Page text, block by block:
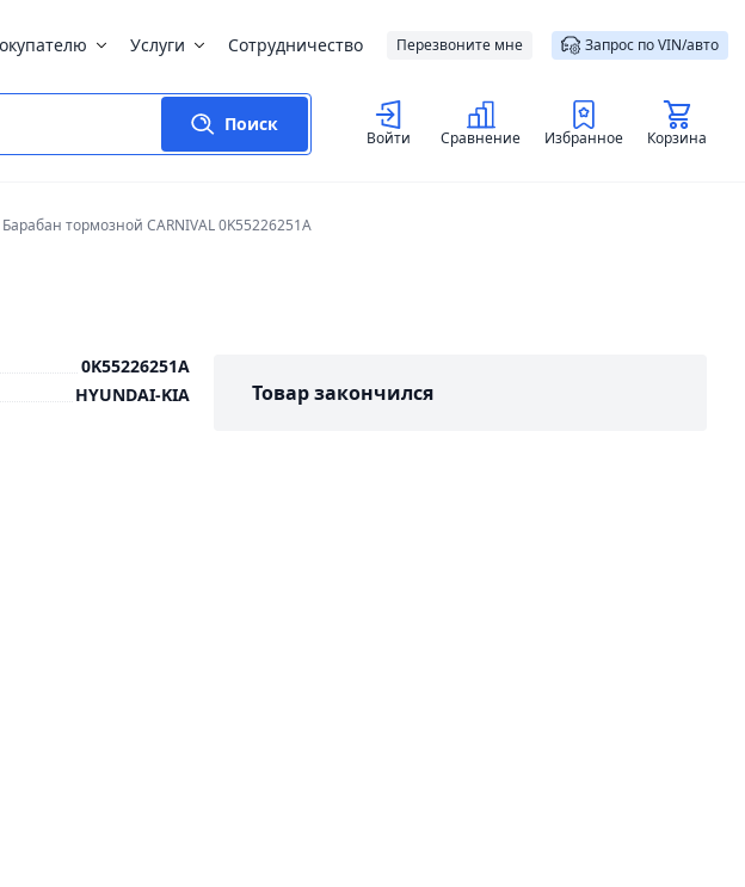
Услуги Сотрудничество Перезвоните мне Запрос по VIN/авто
Поиск
Войти Сравнение Избранное Корзина
Барабан тормозной CARNIVAL 0K55226251A
0K55226251A
HYUNDAI-KIA
Товар закончился